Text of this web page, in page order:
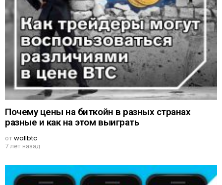
Почему цены на биткойн в разных странах
разные и как на этом выиграть
отwallbtc
7 лет назад